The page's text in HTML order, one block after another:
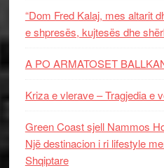
“Dom Fred Kalaj, mes altarit
e shpresës, kujtesës dhe
A PO ARMATOSET
Kriza e vlerave – Tragjedia e
Green Coast sjell Nammos
Një destinacion i ri lifestyle
Shqiptare